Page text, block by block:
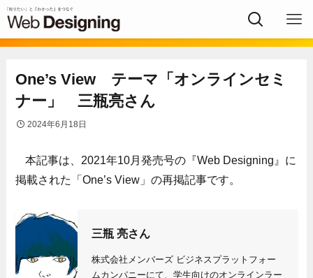
One’s View テーマ「オンラインセミ
ナー」 三瓶亮さん
2024年6月18日
本記事は、2021年10月発売号の『Web Designing』に
掲載された「One’s View」の再掲記事です。
三瓶 亮さん
株式会社メンバーズ ビジネスプラットフォー
ムカンパニーにて、学生向けのオンラインラー